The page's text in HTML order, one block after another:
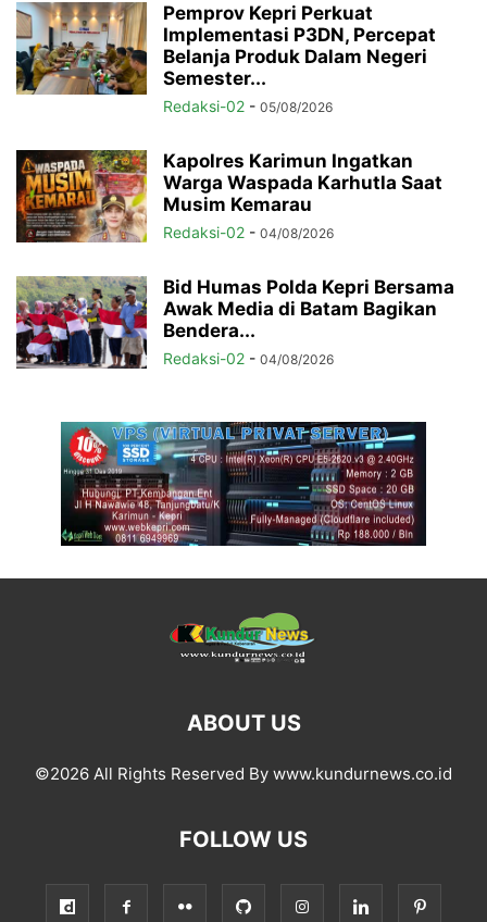
Pemprov Kepri Perkuat
Implementasi P3DN, Percepat
Belanja Produk Dalam Negeri
Semester...
Redaksi-02 - 05/08/2026
Kapolres Karimun Ingatkan
Warga Waspada Karhutla Saat
Musim Kemarau
Redaksi-02 - 04/08/2026
Bid Humas Polda Kepri Bersama
Awak Media di Batam Bagikan
Bendera...
Redaksi-02 - 04/08/2026
ABOUT US
©2026 All Rights Reserved By www.kundurnews.co.id
FOLLOW US